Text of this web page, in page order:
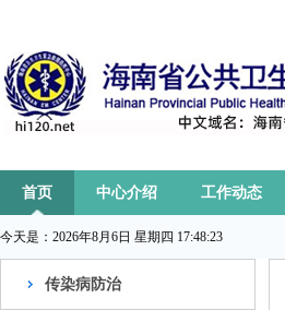
首页 中心介绍 工作动态
今天是： 2026年8月6日 星期四 17:48:24
传染病防治